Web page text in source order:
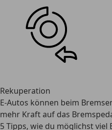
Rekuperation
E-Autos können beim
mehr Kraft auf das
5 Tipps, wie du möglichst